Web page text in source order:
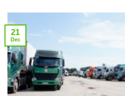
21
Dec